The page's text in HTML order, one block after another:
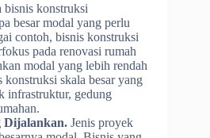
bisnis konstruksi
besar modal yang perlu
contoh, bisnis konstruksi
pada renovasi rumah
modal yang lebih rendah
skala besar yang
infrastruktur, gedung
Dijalankan. Jenis proyek